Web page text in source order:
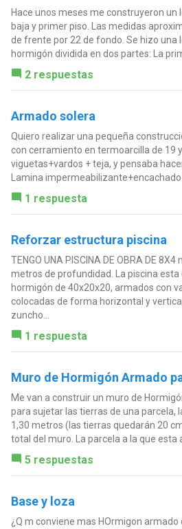
Hace unos meses me construyeron un
baja y primer piso. Las medidas
de frente por 22 de fondo. Se hizo una
hormigón dividida en dos partes: La
2 respuestas
Armado solera
Quiero realizar una pequeña
con cerramiento en termoarcilla de 19
viguetas+vardos + teja, y pensaba
Lamina
1 respuesta
Reforzar estructura piscina
TENGO UNA PISCINA DE OBRA DE
metros de profundidad. La piscina
hormigón de 40x20x20, armados con
colocadas de forma horizontal y
zuncho...
1 respuesta
Muro de Hormigón Armado
Me van a construir un muro de
para sujetar las tierras de una parcela,
1,30 metros (las tierras quedarán 20
total del muro. La parcela a la que esta
5 respuestas
Base y loza
¿Q m conviene mas HOrmigon